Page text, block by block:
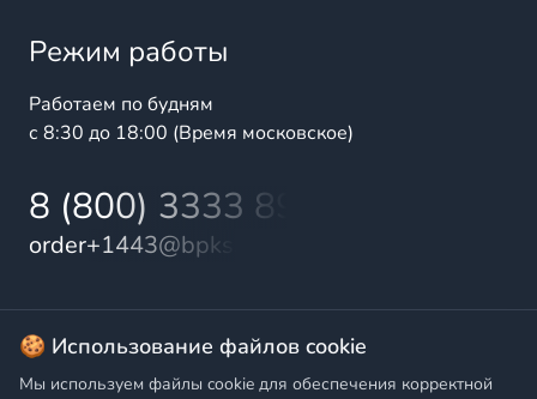
Режим работы
Работаем по будням
с 8:30 до 18:00 (Время московское)
8 (800) 3333 899
order+1443@bpks.ru
© 2025 БалтПромКомплект — комплексные поставки
высококачественной продукции промышленного и
бытового назначения
🍪 Использование файлов cookie
Мы используем файлы cookie для обеспечения корректной